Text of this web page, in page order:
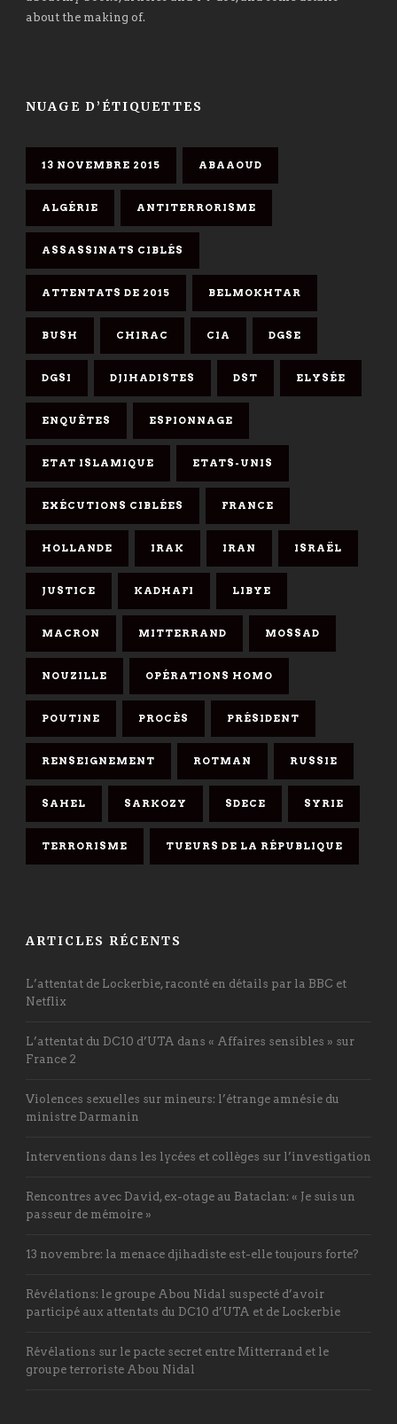
about the making of.
NUAGE D’ÉTIQUETTES
13 NOVEMBRE 2015 ABAAOUD
ALGÉRIE ANTITERRORISME
ASSASSINATS CIBLÉS
ATTENTATS DE 2015 BELMOKHTAR
BUSH CHIRAC CIA DGSE
DGSI DJIHADISTES DST ELYSÉE
ENQUÊTES ESPIONNAGE
ETAT ISLAMIQUE ETATS-UNIS
EXÉCUTIONS CIBLÉES FRANCE
HOLLANDE IRAK IRAN ISRAËL
JUSTICE KADHAFI LIBYE
MACRON MITTERRAND MOSSAD
NOUZILLE OPÉRATIONS HOMO
POUTINE PROCÈS PRÉSIDENT
RENSEIGNEMENT ROTMAN RUSSIE
SAHEL SARKOZY SDECE SYRIE
TERRORISME TUEURS DE LA RÉPUBLIQUE
ARTICLES RÉCENTS
L’attentat de Lockerbie, raconté en détails par la BBC et
Netflix
L’attentat du DC10 d’UTA dans « Affaires sensibles » sur
France 2
Violences sexuelles sur mineurs: l’étrange amnésie du
ministre Darmanin
Interventions dans les lycées et collèges sur l’investigation
Rencontres avec David, ex-otage au Bataclan: « Je suis un
passeur de mémoire »
13 novembre: la menace djihadiste est-elle toujours forte?
Révélations: le groupe Abou Nidal suspecté d’avoir
participé aux attentats du DC10 d’UTA et de Lockerbie
Révélations sur le pacte secret entre Mitterrand et le
groupe terroriste Abou Nidal